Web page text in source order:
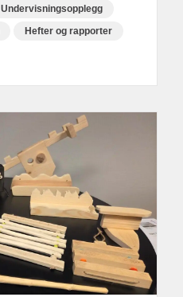
Undervisningsopplegg
Hefter og rapporter